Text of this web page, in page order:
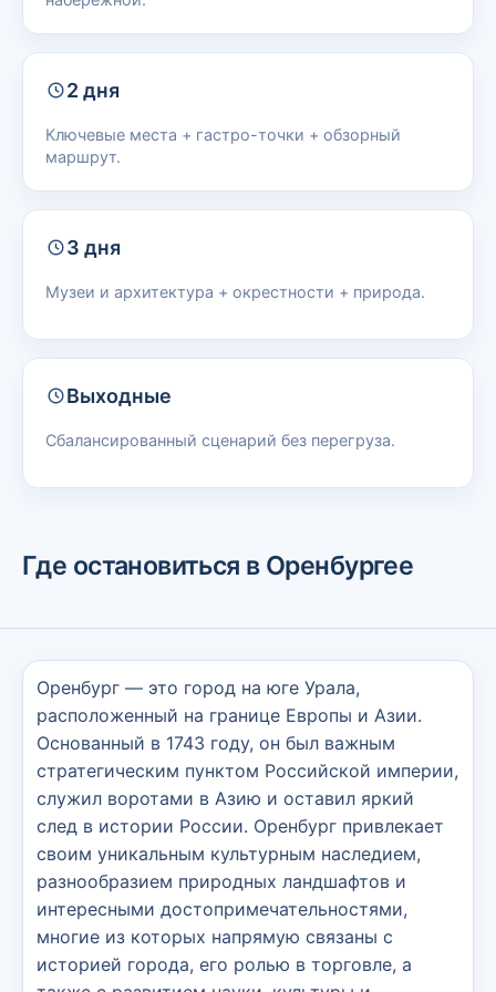
2 дня
Ключевые места + гастро-точки + обзорный
маршрут.
3 дня
Музеи и архитектура + окрестности + природа.
Выходные
Сбалансированный сценарий без перегруза.
Где остановиться в Оренбургее
Оренбург — это город на юге Урала,
расположенный на границе Европы и Азии.
Основанный в 1743 году, он был важным
стратегическим пунктом Российской империи,
служил воротами в Азию и оставил яркий
след в истории России. Оренбург привлекает
своим уникальным культурным наследием,
разнообразием природных ландшафтов и
интересными достопримечательностями,
многие из которых напрямую связаны с
историей города, его ролью в торговле, а